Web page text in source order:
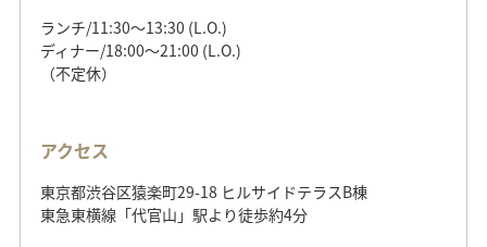
ランチ/11:30～13:30 (L.O.)
ディナー/18:00～21:00 (L.O.)
（不定休）
アクセス
東京都渋谷区猿楽町29-18 ヒルサイドテラスB棟
東急東横線「代官山」駅より徒歩約4分